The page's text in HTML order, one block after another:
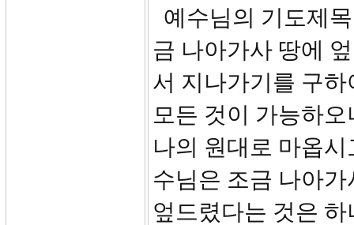
예수님의 기도제
금 나아가사 땅에
서 지나가기를 구
모든 것이 가능하
나의 원대로 마옵
수님은 조금 나아
엎드렸다는 것은